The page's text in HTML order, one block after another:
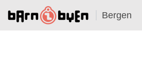
Bergen